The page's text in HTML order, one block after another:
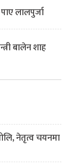
लालपुर्जा
बालेन शाह
नेतृत्व चयनमा